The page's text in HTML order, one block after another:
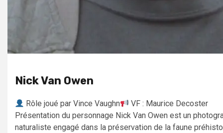
Nick Van Owen
Rôle joué par Vince Vaughn
VF : Maurice Decoster
Présentation du personnage Nick Van Owen est un
naturaliste engagé dans la préservation de la faune